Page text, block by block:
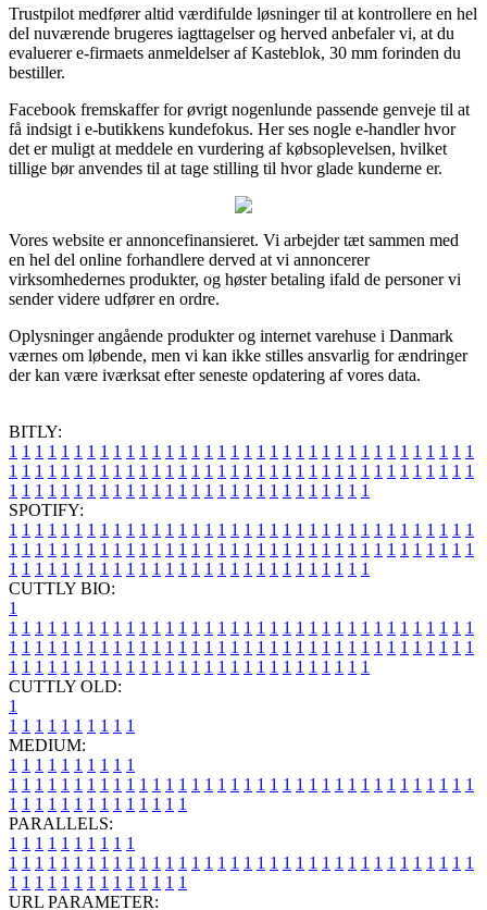
Trustpilot medfører altid værdifulde løsninger til at kontrollere en hel
del nuværende brugeres iagttagelser og herved anbefaler vi, at du
evaluerer e-firmaets anmeldelser af Kasteblok, 30 mm forinden du
bestiller.
Facebook fremskaffer for øvrigt nogenlunde passende genveje til at
få indsigt i e-butikkens kundefokus. Her ses nogle e-handler hvor
det er muligt at meddele en vurdering af købsoplevelsen, hvilket
tillige bør anvendes til at tage stilling til hvor glade kunderne er.
Vores website er annoncefinansieret. Vi arbejder tæt sammen med
en hel del online forhandlere derved at vi annoncerer
virksomhedernes produkter, og høster betaling ifald de personer vi
sender videre udfører en ordre.
Oplysninger angående produkter og internet varehuse i Danmark
værnes om løbende, men vi kan ikke stilles ansvarlig for ændringer
der kan være iværksat efter seneste opdatering af vores data.
BITLY:
1 1 1 1 1 1 1 1 1 1 1 1 1 1 1 1 1 1 1 1 1 1 1 1 1 1 1 1 1 1 1 1 1 1 1 1
1 1 1 1 1 1 1 1 1 1 1 1 1 1 1 1 1 1 1 1 1 1 1 1 1 1 1 1 1 1 1 1 1 1 1 1
1 1 1 1 1 1 1 1 1 1 1 1 1 1 1 1 1 1 1 1 1 1 1 1 1 1 1 1
SPOTIFY:
1 1 1 1 1 1 1 1 1 1 1 1 1 1 1 1 1 1 1 1 1 1 1 1 1 1 1 1 1 1 1 1 1 1 1 1
1 1 1 1 1 1 1 1 1 1 1 1 1 1 1 1 1 1 1 1 1 1 1 1 1 1 1 1 1 1 1 1 1 1 1 1
1 1 1 1 1 1 1 1 1 1 1 1 1 1 1 1 1 1 1 1 1 1 1 1 1 1 1 1
CUTTLY BIO:
1
1 1 1 1 1 1 1 1 1 1 1 1 1 1 1 1 1 1 1 1 1 1 1 1 1 1 1 1 1 1 1 1 1 1 1 1
1 1 1 1 1 1 1 1 1 1 1 1 1 1 1 1 1 1 1 1 1 1 1 1 1 1 1 1 1 1 1 1 1 1 1 1
1 1 1 1 1 1 1 1 1 1 1 1 1 1 1 1 1 1 1 1 1 1 1 1 1 1 1 1
CUTTLY OLD:
1
1 1 1 1 1 1 1 1 1 1
MEDIUM:
1 1 1 1 1 1 1 1 1 1
1 1 1 1 1 1 1 1 1 1 1 1 1 1 1 1 1 1 1 1 1 1 1 1 1 1 1 1 1 1 1 1 1 1 1 1
1 1 1 1 1 1 1 1 1 1 1 1 1 1
PARALLELS:
1 1 1 1 1 1 1 1 1 1
1 1 1 1 1 1 1 1 1 1 1 1 1 1 1 1 1 1 1 1 1 1 1 1 1 1 1 1 1 1 1 1 1 1 1 1
1 1 1 1 1 1 1 1 1 1 1 1 1 1
URL PARAMETER: